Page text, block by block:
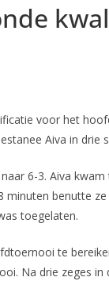
voor het
Aiva in drie
6-3. Aiva
minuten benutte
toegelaten.
te
Na drie zeges